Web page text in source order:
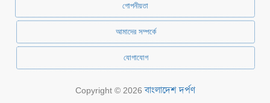
পঞ্জিকা
অন্যরকম
গোপনীয়তা
আমাদের সম্পর্কে
যোগাযোগ
Copyright © 2026 বাংলাদেশ দর্পণ